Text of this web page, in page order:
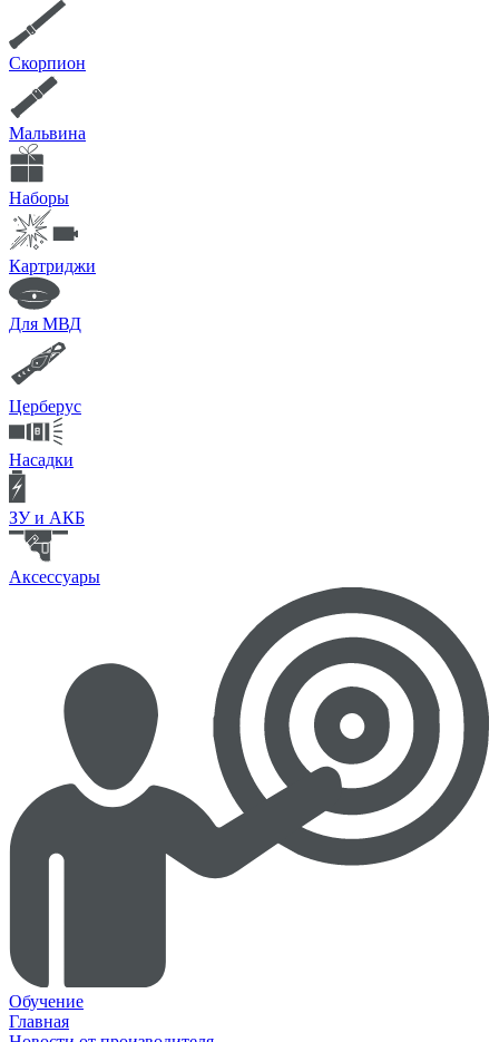
Скорпион
Мальвина
Наборы
Картриджи
Для МВД
Церберус
Насадки
ЗУ и АКБ
Аксессуары
Обучение
Главная